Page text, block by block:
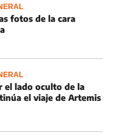
fotos de la cara
el lado oculto de la
el viaje de Artemis